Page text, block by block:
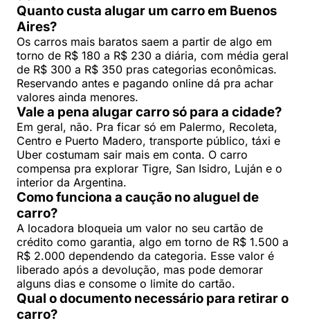
Quanto custa alugar um carro em Buenos
Aires?
Os carros mais baratos saem a partir de algo em
torno de R$ 180 a R$ 230 a diária, com média geral
de R$ 300 a R$ 350 pras categorias econômicas.
Reservando antes e pagando online dá pra achar
valores ainda menores.
Vale a pena alugar carro só para a cidade?
Em geral, não. Pra ficar só em Palermo, Recoleta,
Centro e Puerto Madero, transporte público, táxi e
Uber costumam sair mais em conta. O carro
compensa pra explorar Tigre, San Isidro, Luján e o
interior da Argentina.
Como funciona a caução no aluguel de
carro?
A locadora bloqueia um valor no seu cartão de
crédito como garantia, algo em torno de R$ 1.500 a
R$ 2.000 dependendo da categoria. Esse valor é
liberado após a devolução, mas pode demorar
alguns dias e consome o limite do cartão.
Qual o documento necessário para retirar o
carro?